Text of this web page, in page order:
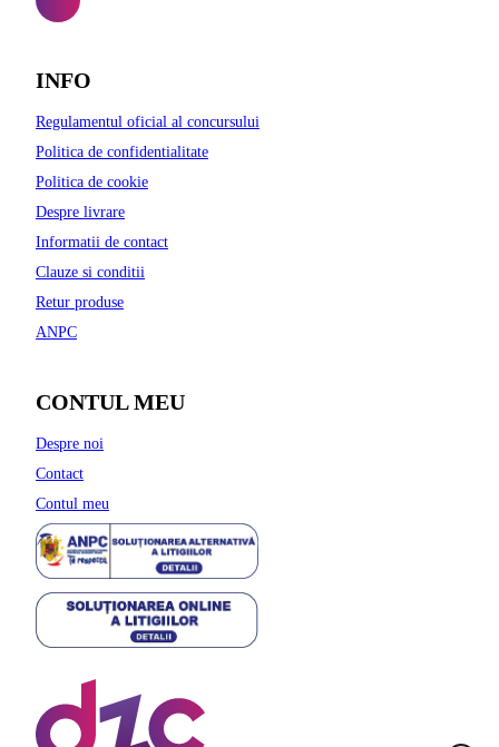
INFO
Regulamentul oficial al concursului
Politica de confidentialitate
Politica de cookie
Despre livrare
Informatii de contact
Clauze si conditii
Retur produse
ANPC
CONTUL MEU
Despre noi
Contact
Contul meu